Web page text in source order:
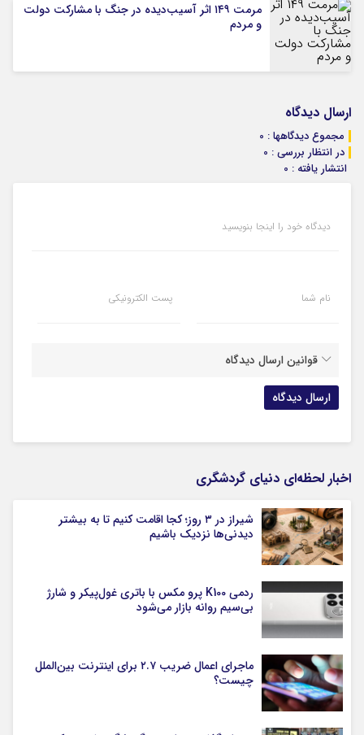
مرمت ۱۴۹ اثر آسیب‌دیده در جنگ با مشارکت دولت
و مردم
ارسال دیدگاه
مجموع دیدگاهها : 0
در انتظار بررسی : 0
انتشار یافته : 0
دیدگاه خود را اینجا بنویسید
نام شما پست الکترونیکی
قوانین ارسال دیدگاه
اخبار لحظه‌ای دنیای گردشگری
شیراز در ۳ روز؛ کجا اقامت کنیم تا به بیشتر
دیدنی‌ها نزدیک باشیم
ردمی K100 پرو مکس با باتری غول‌پیکر و شارژ
بی‌سیم روانه بازار می‌شود
ماجرای اعمال ضریب ۲.۷ برای اینترنت بین‌الملل
چیست؟